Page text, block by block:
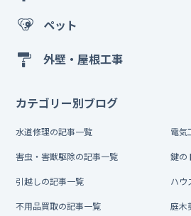
ペット
外壁・屋根工事
カテゴリー別ブログ
水道修理の記事一覧 電気
害虫・害獣駆除の記事一覧 鍵の
引越しの記事一覧 ハウ
不用品買取の記事一覧 庭木